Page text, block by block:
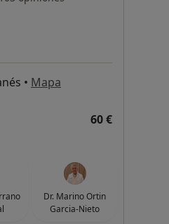
• Mapa
60 €
Dr. Marino Ortin
Garcia-Nieto